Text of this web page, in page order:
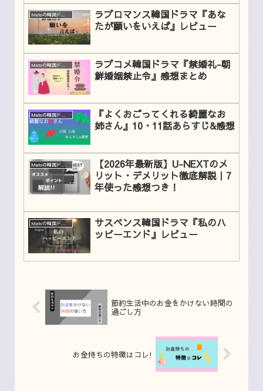
Matoの韓国ドラマレビュー
ラブロマンス韓国ドラマ『あな
たが願いをいえば』レビュー
ラブコメ韓国ドラマ『禁婚礼-朝
鮮婚姻禁止令』感想まとめ
『よくおごってくれる綺麗なお
姉さん』10・11話あらすじ&感想
Matoの韓国ドラマレビュー
【2026年最新版】U-NEXTのメ
リット・デメリット徹底解説｜7
年使った感想つき！
サスペンス韓国ドラマ『私のハ
ッピーエンド』レビュー
節約生活中のお金をかけない時間の
過ごし方
お金持ちの特徴はコレ!